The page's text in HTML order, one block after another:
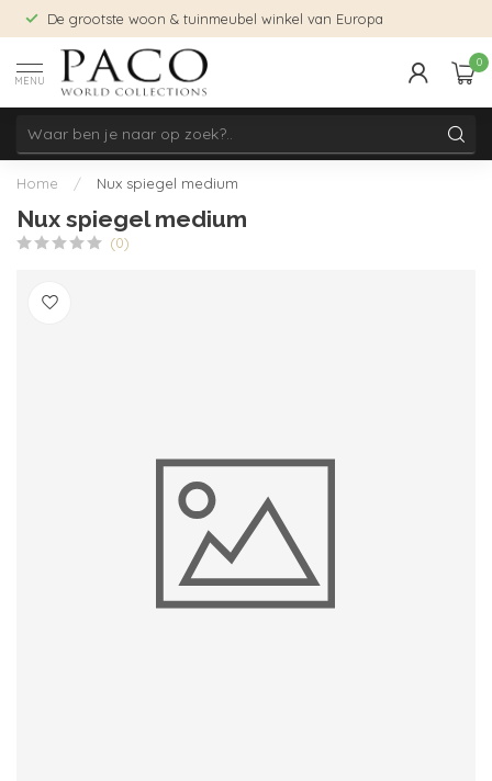
De grootste woon & tuinmeubel winkel van Europa
MENU
0
Home / Nux spiegel medium
Nux spiegel medium
(0)